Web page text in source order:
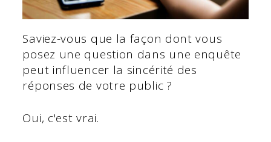
Saviez-vous que la façon dont vous
posez une question dans une enquête
peut influencer la sincérité des
réponses de votre public ?
Oui, c'est vrai.